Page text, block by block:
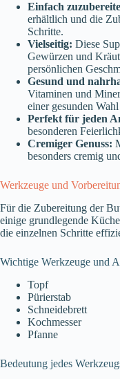
Einfach
erhältlich und die
Schritte.
Vielseitig: Diese
Gewürzen und
persönlichen
Gesund und
Vitaminen und
einer gesunden
Perfekt für jeden
besonderen
Cremiger Genuss:
besonders cremig
Werkzeuge und
Für die Zubereitung der
einige grundlegende
die einzelnen Schritte
Wichtige Werkzeuge und
Topf
Pürierstab
Schneidebrett
Kochmesser
Pfanne
Bedeutung jedes